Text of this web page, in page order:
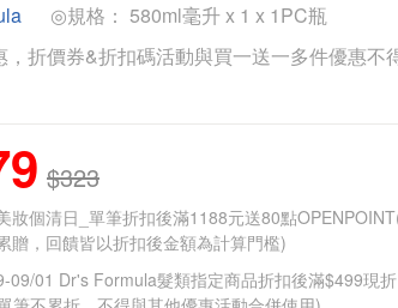
◎規格： 580ml毫升 x 1 x 1PC瓶
折價券&折扣碼活動與買一送一多件優惠不
$323
妝個清日_單筆折扣後滿1188元送80點
贈，回饋皆以折扣後金額為計算門檻)
09/01 Dr's Formula髮類指定商品折扣後滿$499現折